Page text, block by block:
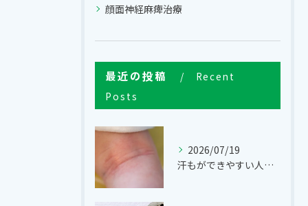
顔面神経麻痺治療
最近の投稿
Recent
Posts
2026/07/19
汗もができやすい人、できにくい人。